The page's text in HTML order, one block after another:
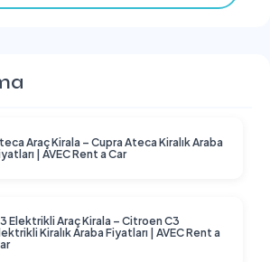
Araç Kirala – Cupra Ateca Kiralık Araba
| AVEC Rent a Car
Elektrikli Araç Kirala – Citroen C3
Kiralık Araba Fiyatları | AVEC Rent a